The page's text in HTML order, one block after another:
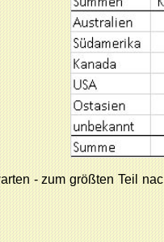
- zum größten Teil